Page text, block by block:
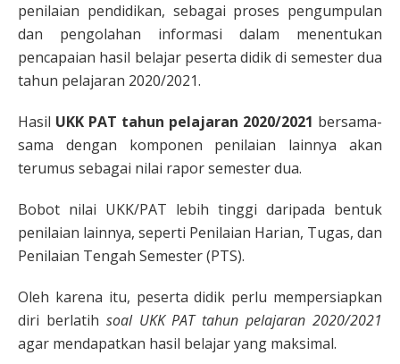
penilaian pendidikan, sebagai proses pengumpulan
dan pengolahan informasi dalam menentukan
pencapaian hasil belajar peserta didik di semester dua
tahun pelajaran 2020/2021.
Hasil UKK PAT tahun pelajaran 2020/2021 bersama-
sama dengan komponen penilaian lainnya akan
terumus sebagai nilai rapor semester dua.
Bobot nilai UKK/PAT lebih tinggi daripada bentuk
penilaian lainnya, seperti Penilaian Harian, Tugas, dan
Penilaian Tengah Semester (PTS).
Oleh karena itu, peserta didik perlu mempersiapkan
diri berlatih soal UKK PAT tahun pelajaran 2020/2021
agar mendapatkan hasil belajar yang maksimal.